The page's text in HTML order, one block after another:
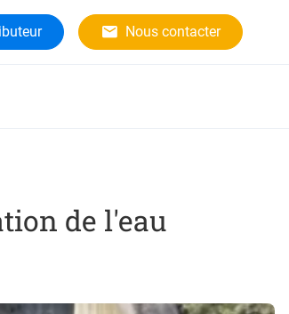
Nous contacter
de l'eau